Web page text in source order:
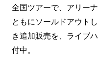
全国ツアーで、アリー
ともにソールドアウト
き追加販売を、ライブ
付中。